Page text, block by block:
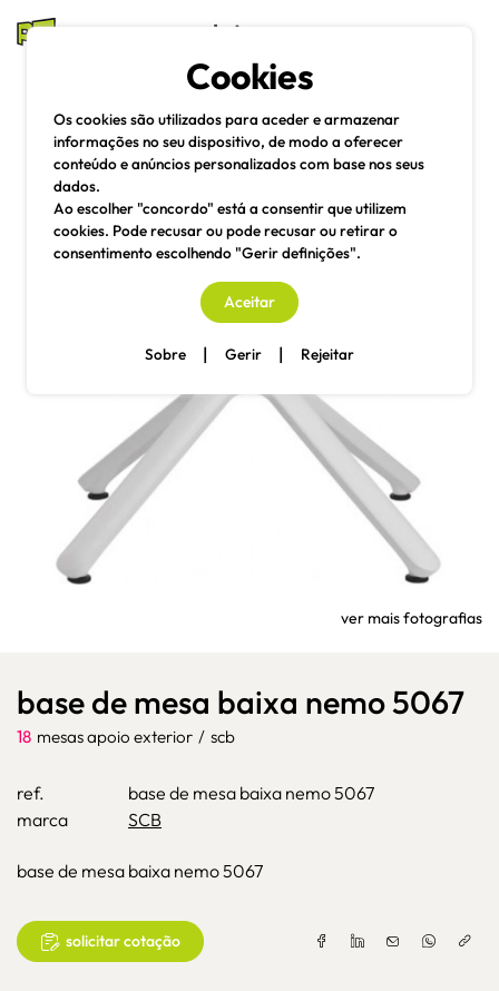
mesas e cadeiras
Pesquisa
ver mais fotografias
base de mesa baixa nemo 5067
18 mesas apoio exterior / scb
ref.
base de mesa baixa nemo 5067
marca
SCB
base de mesa baixa nemo 5067
solicitar cotação
Cookies
Os cookies são utilizados para aceder e armazenar
informações no seu dispositivo, de modo a oferecer
conteúdo e anúncios personalizados com base nos seus
dados.
Ao escolher "concordo" está a consentir que utilizem
cookies. Pode recusar ou pode recusar ou retirar o
consentimento escolhendo "Gerir definições".
Aceitar
Sobre | Gerir | Rejeitar